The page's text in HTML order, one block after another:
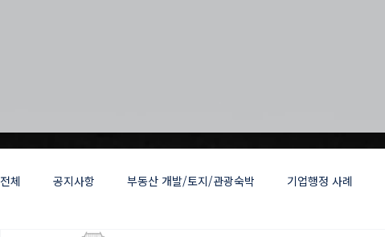
전체 공지사항 부동산 개발/토지/관광숙박 기업행정 사례